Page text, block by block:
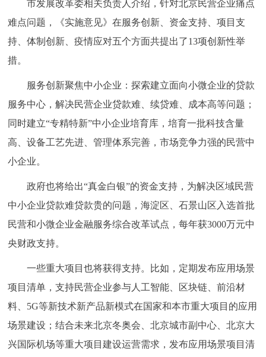
市发展改革委相关负责人介绍，针对北京民营企业痛点
难点问题，《实施意见》在服务创新、资金支持、项目支
持、体制创新、疫情应对五个方面共提出了13项创新性举
措。
服务创新聚焦中小企业：探索建立面向小微企业的贷款
服务中心，解决民营企业贷款难、续贷难、成本高等问题；
同时建立“专精特新”中小企业培育库，培育一批科技含量
高、设备工艺先进、管理体系完善，市场竞争力强的民营中
小企业。
政府也将给出“真金白银”的资金支持，为解决区域民营
中小企业贷款难贷款贵的问题，海淀区、石景山区入选首批
民营和小微企业金融服务综合改革试点，每年获3000万元中
央财政支持。
一些重大项目也将获得支持。比如，定期发布应用场景
项目清单，支持民营企业参与人工智能、区块链、前沿材
料、5G等新技术新产品新模式在国家和本市重大项目的应用
场景建设；结合未来北京冬奥会、北京城市副中心、北京大
兴国际机场等重大项目建设运营需求，发布应用场景项目清